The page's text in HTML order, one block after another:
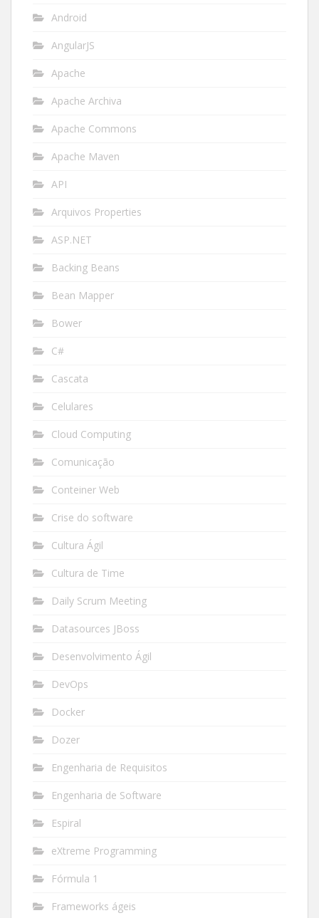
Android
AngularJS
Apache
Apache Archiva
Apache Commons
Apache Maven
API
Arquivos Properties
ASP.NET
Backing Beans
Bean Mapper
Bower
C#
Cascata
Celulares
Cloud Computing
Comunicação
Conteiner Web
Crise do software
Cultura Ágil
Cultura de Time
Daily Scrum Meeting
Datasources JBoss
Desenvolvimento Ágil
DevOps
Docker
Dozer
Engenharia de Requisitos
Engenharia de Software
Espiral
eXtreme Programming
Fórmula 1
Frameworks ágeis